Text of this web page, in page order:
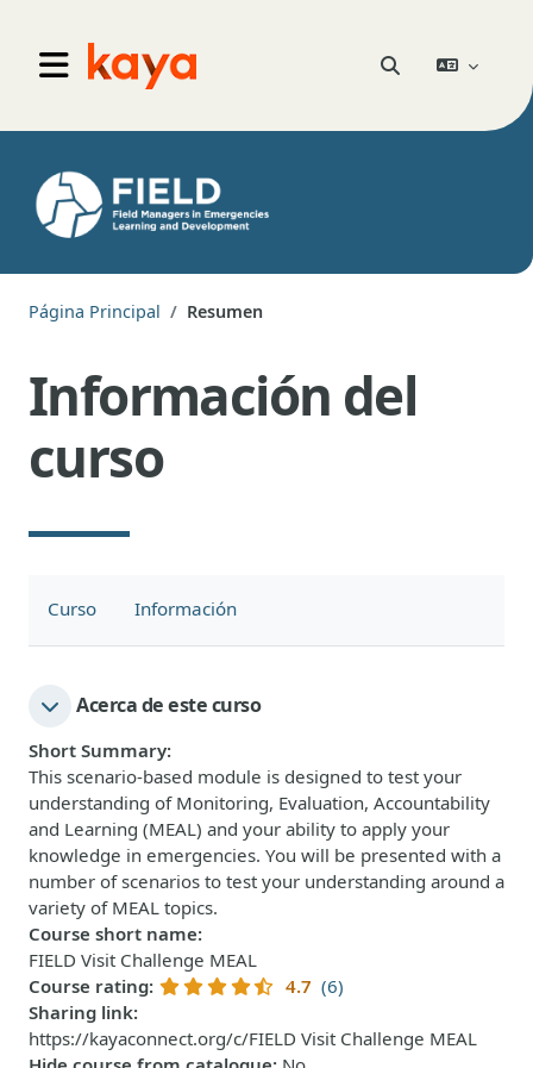
Panel lateral
Go to home Selector de
Página Principal Resumen
Información del
curso
Curso Información
Acerca de este curso
Short Summary:
This scenario-based module is designed to test your
understanding of Monitoring, Evaluation, Accountability
and Learning (MEAL) and your ability to apply your
knowledge in emergencies. You will be presented with a
number of scenarios to test your understanding around a
variety of MEAL topics.
Course short name:
FIELD Visit Challenge MEAL
Course rating: 4.7 (6)
Sharing link:
https://kayaconnect.org/c/FIELD Visit Challenge MEAL